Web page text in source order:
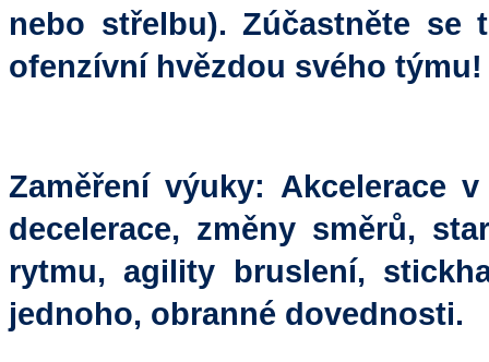
nebo střelbu). Zúčastněte se
ofenzívní hvězdou svého týmu!
Zaměření výuky: Akcelerace
decelerace, změny směrů,
rytmu, agility bruslení,
jednoho, obranné dovednosti.